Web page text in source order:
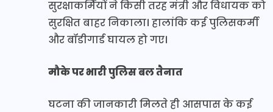
सुरक्षाकर्मियों ने किसी तरह मंत्री और विधायक को
सुरक्षित बाहर निकाला। हालांकि कई पुलिसकर्मी
और बॉडीगार्ड घायल हो गए।
मौके पर भारी पुलिस बल तैनात
घटना की जानकारी मिलते ही आसपास के कई